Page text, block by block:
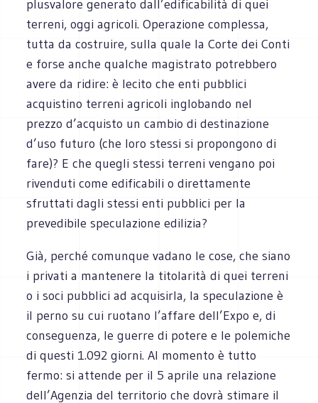
plusvalore generato dall’edificabilità di quei
terreni, oggi agricoli. Operazione complessa,
tutta da costruire, sulla quale la Corte dei Conti
e forse anche qualche magistrato potrebbero
avere da ridire: è lecito che enti pubblici
acquistino terreni agricoli inglobando nel
prezzo d’acquisto un cambio di destinazione
d’uso futuro (che loro stessi si propongono di
fare)? E che quegli stessi terreni vengano poi
rivenduti come edificabili o direttamente
sfruttati dagli stessi enti pubblici per la
prevedibile speculazione edilizia?
Già, perché comunque vadano le cose, che siano
i privati a mantenere la titolarità di quei terreni
o i soci pubblici ad acquisirla, la speculazione è
il perno su cui ruotano l’affare dell’Expo e, di
conseguenza, le guerre di potere e le polemiche
di questi 1.092 giorni. Al momento è tutto
fermo: si attende per il 5 aprile una relazione
dell’Agenzia del territorio che dovrà stimare il